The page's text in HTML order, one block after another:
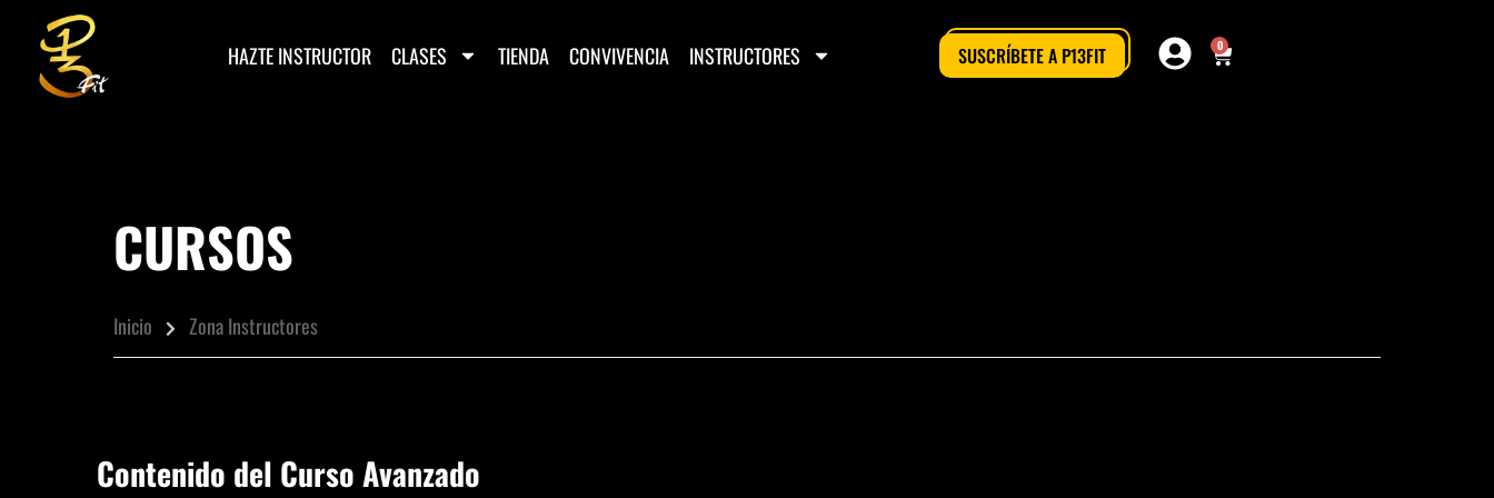
HAZTE INSTRUCTOR CLASES TIENDA CONVIVENCIA INSTRUCTORES SUSCRÍBETE A P13FIT 0
CURSOS
Inicio Zona Instructores
Contenido del Curso Avanzado